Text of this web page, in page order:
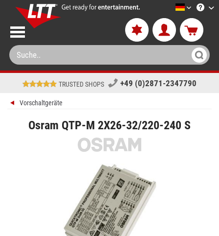
LTT-
TRUSTED SHOPS +49 (0)2871-2347790
Vorschaltgeräte
Osram QTP-M 2X26-32/220-240 S